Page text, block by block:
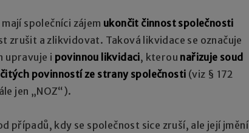
společníci zájem ukončit činnost společnosti
zrušit a zlikvidovat. Taková likvidace se označuje
upravuje i povinnou likvidaci, kterou nařizuje soud
povinností ze strany společnosti (viz § 172
jen „NOZ“).
případů, kdy se společnost sice zruší, ale její jmění